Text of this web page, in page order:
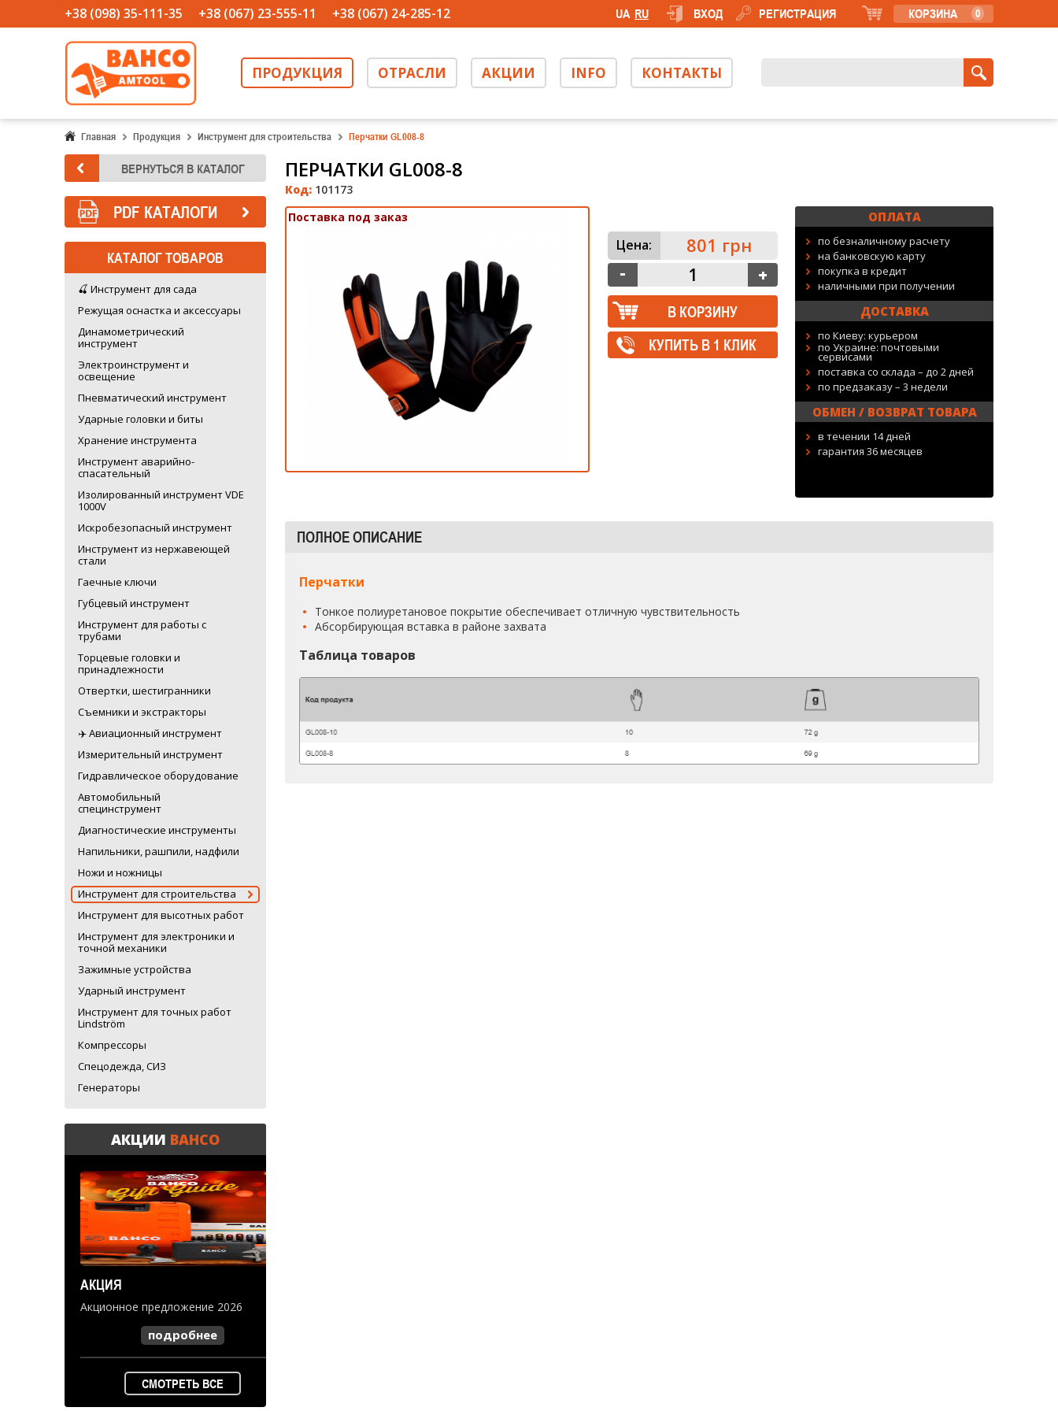
+38 (098) 35-111-35 +38 (067) 23-555-11 +38 (067) 24-285-12 КОРЗИНА 0
UA RU ВХОД РЕГИСТРАЦИЯ
ПРОДУКЦИЯ ОТРАСЛИ АКЦИИ INFO КОНТАКТЫ
Главная Продукция Инструмент для строительства Перчатки GL008-8
ПЕРЧАТКИ GL008-8
Код: 101173
Поставка под заказ
Цена: 801 грн
КУПИТЬ В 1 КЛИК
ОПЛАТА
по безналичному расчету
на банковскую карту
покупка в кредит
наличными при получении
ДОСТАВКА
по Киеву: курьером
по Украине: почтовыми
сервисами
поставка со склада – до 2 дней
по предзаказу – 3 недели
ОБМЕН / ВОЗВРАТ ТОВАРА
в течении 14 дней
гарантия 36 месяцев
ПОЛНОЕ ОПИСАНИЕ
Перчатки
Тонкое полиуретановое покрытие обеспечивает отличную чувствительность
Абсорбирующая вставка в районе захвата
Таблица товаров
PDF КАТАЛОГИ
КАТАЛОГ ТОВАРОВ
🍒 Инструмент для сада
Режущая оснастка и аксессуары
Динамометрический
инструмент
Электроинструмент и
освещение
Пневматический инструмент
Ударные головки и биты
Хранение инструмента
Инструмент аварийно-
спасательный
Изолированный инструмент VDE
1000V
Искробезопасный инструмент
Инструмент из нержавеющей
стали
Гаечные ключи
Губцевый инструмент
Инструмент для работы с
трубами
Торцевые головки и
принадлежности
Отвертки, шестигранники
Съемники и экстракторы
✈️ Авиационный инструмент
Измерительный инструмент
Гидравлическое оборудование
Автомобильный
специнструмент
Диагностические инструменты
Напильники, рашпили, надфили
Ножи и ножницы
Инструмент для строительства
Инструмент для высотных работ
Инструмент для электроники и
точной механики
Зажимные устройства
Ударный инструмент
Инструмент для точных работ
Lindström
Компрессоры
Спецодежда, СИЗ
Генераторы
АКЦИИ BAHCO
АКЦИЯ
Акционное предложение 2026
подробнее
СМОТРЕТЬ ВСЕ